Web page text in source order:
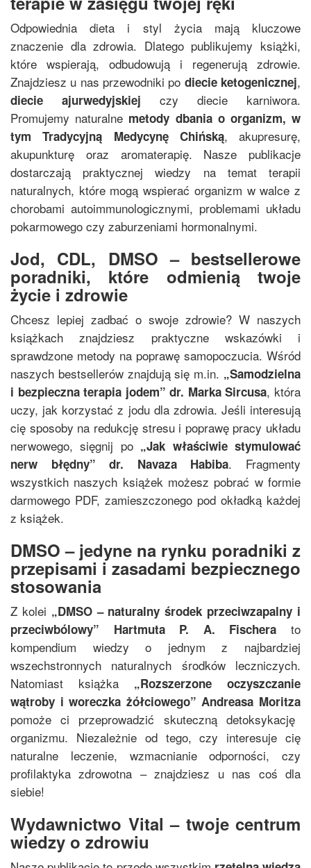
Odpowiednia dieta i styl życia mają kluczowe
znaczenie dla zdrowia. Dlatego publikujemy książki,
które wspierają, odbudowują i regenerują zdrowie.
Znajdziesz u nas przewodniki po diecie ketogenicznej,
diecie ajurwedyjskiej czy diecie karniwora.
Promujemy naturalne metody dbania o organizm, w
tymTradycyjną Medycynę Chińską, akupresurę,
akupunkturę oraz aromaterapię. Nasze publikacje
dostarczają praktycznej wiedzy na temat terapii
naturalnych, które mogą wspierać organizm w walce z
chorobami autoimmunologicznymi, problemami układu
pokarmowego czy zaburzeniami hormonalnymi.
Jod, CDL, DMSO – bestsellerowe
poradniki, które odmienią twoje
życie i zdrowie
Chcesz lepiej zadbać o swoje zdrowie? W naszych
książkach znajdziesz praktyczne wskazówki i
sprawdzone metody na poprawę samopoczucia. Wśród
naszych bestsellerów znajdują się m.in. „Samodzielna
i bezpieczna terapia jodem”dr. Marka Sircusa, która
uczy, jak korzystać z jodu dla zdrowia. Jeśli interesują
cię sposoby na redukcję stresu i poprawę pracy układu
nerwowego, sięgnij po „Jak właściwie stymulować
nerw błędny”dr. Navaza Habiba. Fragmenty
wszystkich naszych książek możesz pobrać w formie
darmowego PDF, zamieszczonego pod okładką każdej
z książek.
DMSO – jedyne na rynku poradniki z
przepisami i zasadami bezpiecznego
stosowania
Z kolei „DMSO – naturalny środek przeciwzapalny i
przeciwbólowy” Hartmuta P. A. Fischera to
kompendium wiedzy o jednym z najbardziej
wszechstronnych naturalnych środków leczniczych.
Natomiast książka „Rozszerzone oczyszczanie
wątroby i woreczka żółciowego”Andreasa Moritza
pomoże ci przeprowadzić skuteczną detoksykację
organizmu. Niezależnie od tego, czy interesuje cię
naturalne leczenie, wzmacnianie odporności, czy
profilaktyka zdrowotna – znajdziesz u nas coś dla
siebie!
Wydawnictwo Vital – twoje centrum
wiedzy o zdrowiu